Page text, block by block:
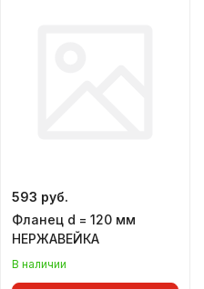
593 руб.
Фланец d = 120 мм
НЕРЖАВЕЙКА
В наличии